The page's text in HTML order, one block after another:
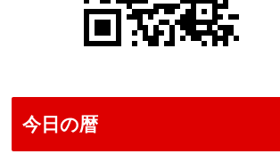
今日の暦